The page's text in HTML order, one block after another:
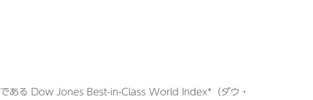
である Dow Jones Best-in-Class World Index*（ダウ・